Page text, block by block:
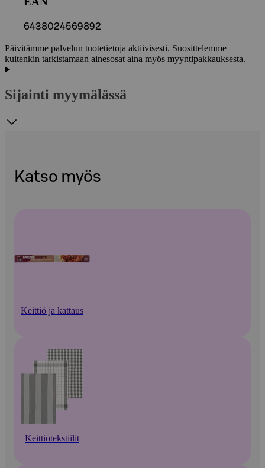
6438024569892
Päivitämme palvelun tuotetietoja aktiivisesti. Suosittelemme
kuitenkin tarkistamaan ainesosat aina myös myyntipakkauksesta.
Sijainti myymälässä
Katso myös
Keittiö ja kattaus
Keittiötekstiilit